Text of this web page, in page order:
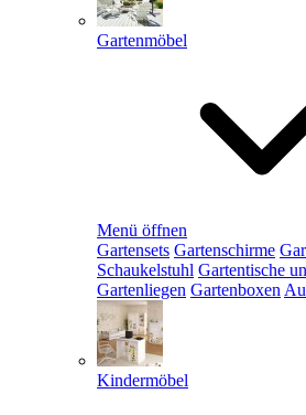
Gartenmöbel
Menü öffnen
Gartensets Gartenschirme
Schaukelstuhl Gartentische
Gartenliegen Gartenboxen
Kindermöbel